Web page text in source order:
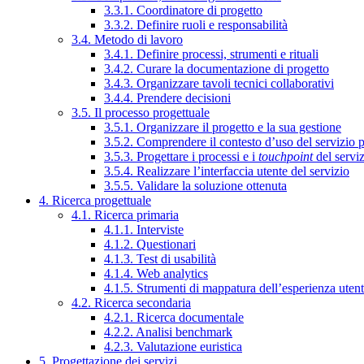
3.3.1. Coordinatore di progetto
3.3.2. Definire ruoli e responsabilità
3.4. Metodo di lavoro
3.4.1. Definire processi, strumenti e rituali
3.4.2. Curare la documentazione di progetto
3.4.3. Organizzare tavoli tecnici collaborativi
3.4.4. Prendere decisioni
3.5. Il processo progettuale
3.5.1. Organizzare il progetto e la sua gestione
3.5.2. Comprendere il contesto d’uso del servizio
3.5.3. Progettare i processi e i touchpointdel
3.5.4. Realizzare l’interfaccia utente del servizio
3.5.5. Validare la soluzione ottenuta
4. Ricerca progettuale
4.1. Ricerca primaria
4.1.1. Interviste
4.1.2. Questionari
4.1.3. Test di usabilità
4.1.4. Web analytics
4.1.5. Strumenti di mappatura dell’esperienza
4.2. Ricerca secondaria
4.2.1. Ricerca documentale
4.2.2. Analisi benchmark
4.2.3. Valutazione euristica
5. Progettazione dei servizi